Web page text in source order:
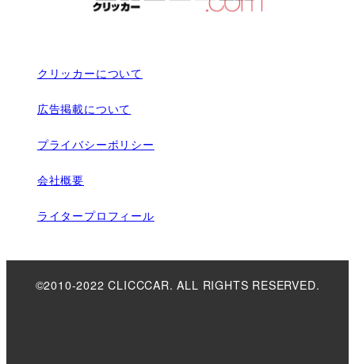
クリッカーについて
広告掲載について
プライバシーポリシー
会社概要
ライタープロフィール
©2010-2022 CLICCCAR. ALL RIGHTS RESERVED.